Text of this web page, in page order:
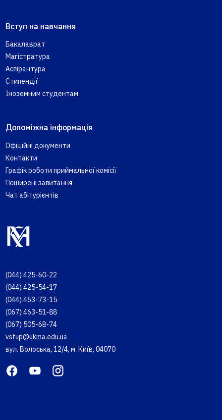
(044) 425-60-22
(044) 425-54-17
(044) 463-73-15
(067) 463-51-88
(067) 505-68-74
vstup@ukma.edu.ua
вул. Волоська, 12/4, м. Київ, 04070
Вступ на навчання
Бакалаврат
Магістратура
Аспірантура
Стипендії
Іноземним студентам
Допоміжна інформація
Офіційні документи
Контакти
Графік роботи приймальної комісії
Поширені запитання
Чат абітурієнтів